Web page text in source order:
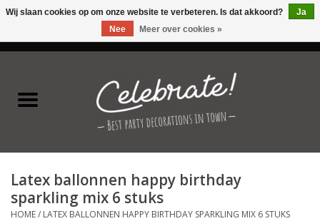
Latex ballonnen
Folie ballonnen
Verjaardag thema's
Latex ballonnen happy birthday
sparkling mix 6 stuks
HOME/ LATEX BALLONNEN HAPPY BIRTHDAY SPARKLING MIX 6 STUKS
Wij slaan cookies op om onze website te verbeteren. Is dat akkoord?
Ja
Nee
Meer over cookies »